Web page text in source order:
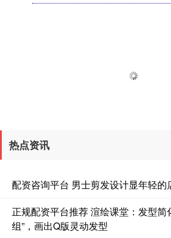
热点资讯
配资咨询平台 男士剪发设计显年轻的
正规配资平台推荐 渲绘课堂：发型简
组”，画出Q版灵动发型